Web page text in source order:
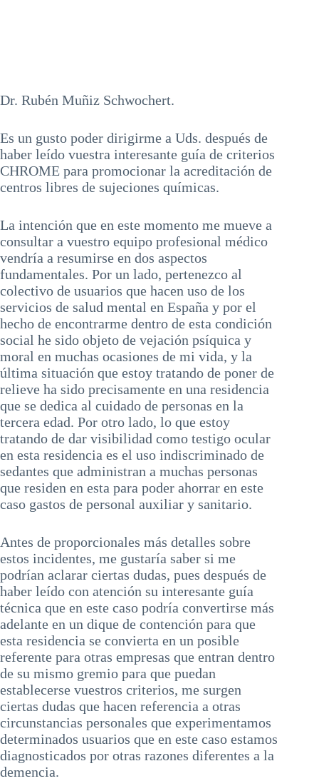
Dr. Rubén Muñiz Schwochert.
Es un gusto poder dirigirme a Uds. después de
haber leído vuestra interesante guía de criterios
CHROME para promocionar la acreditación de
centros libres de sujeciones químicas.
La intención que en este momento me mueve a
consultar a vuestro equipo profesional médico
vendría a resumirse en dos aspectos
fundamentales. Por un lado, pertenezco al
colectivo de usuarios que hacen uso de los
servicios de salud mental en España y por el
hecho de encontrarme dentro de esta condición
social he sido objeto de vejación psíquica y
moral en muchas ocasiones de mi vida, y la
última situación que estoy tratando de poner de
relieve ha sido precisamente en una residencia
que se dedica al cuidado de personas en la
tercera edad. Por otro lado, lo que estoy
tratando de dar visibilidad como testigo ocular
en esta residencia es el uso indiscriminado de
sedantes que administran a muchas personas
que residen en esta para poder ahorrar en este
caso gastos de personal auxiliar y sanitario.
Antes de proporcionales más detalles sobre
estos incidentes, me gustaría saber si me
podrían aclarar ciertas dudas, pues después de
haber leído con atención su interesante guía
técnica que en este caso podría convertirse más
adelante en un dique de contención para que
esta residencia se convierta en un posible
referente para otras empresas que entran dentro
de su mismo gremio para que puedan
establecerse vuestros criterios, me surgen
ciertas dudas que hacen referencia a otras
circunstancias personales que experimentamos
determinados usuarios que en este caso estamos
diagnosticados por otras razones diferentes a la
demencia.